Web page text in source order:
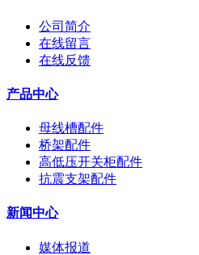
公司简介
在线留言
在线反馈
产品中心
母线槽配件
桥架配件
高低压开关柜配件
抗震支架配件
新闻中心
媒体报道